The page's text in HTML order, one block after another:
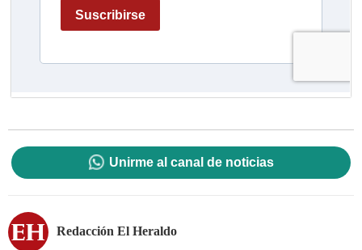
Unirme al canal de noticias
Redacción El Heraldo